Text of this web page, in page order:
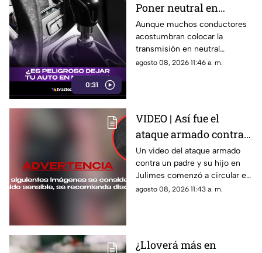
0:31
Poner neutral en
semáforos podría
afectar tu auto
automático
Aunque muchos conductores
acostumbran colocar la
transmisión en neutral
mientras esperan en un
dependiendo del vehículo y de
la situación.
agosto 08, 2026 11:46 a. m.
VIDEO | Así fue el
ataque armado contra
un padre y su hijo en
Julimes, Chihuahua
Un video del ataque armado
contra un padre y su hijo en
Julimes comenzó a circular en
redes; uno de ellos murió y la
agosto 08, 2026 11:43 a. m.
¿Lloverá más en